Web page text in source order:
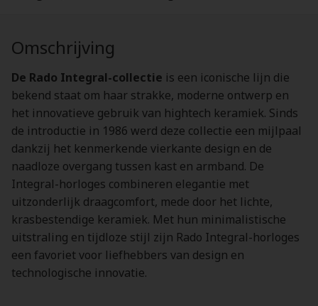
Omschrijving
De Rado Integral-collectie is een iconische lijn die
bekend staat om haar strakke, moderne ontwerp en
het innovatieve gebruik van hightech keramiek. Sinds
de introductie in 1986 werd deze collectie een mijlpaal
dankzij het kenmerkende vierkante design en de
naadloze overgang tussen kast en armband. De
Integral-horloges combineren elegantie met
uitzonderlijk draagcomfort, mede door het lichte,
krasbestendige keramiek. Met hun minimalistische
uitstraling en tijdloze stijl zijn Rado Integral-horloges
een favoriet voor liefhebbers van design en
technologische innovatie.